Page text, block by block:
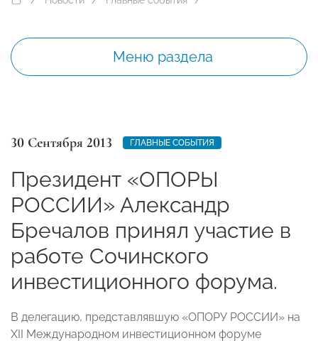
Меню раздела
30 Сентября 2013 ГЛАВНЫЕ СОБЫТИЯ
Президент «ОПОРЫ
РОССИИ» Александр
Бречалов принял участие в
работе Сочинского
инвестиционного форума.
В делегацию, представлявшую «ОПОРУ РОССИИ» на
XII Международном инвестиционном форуме